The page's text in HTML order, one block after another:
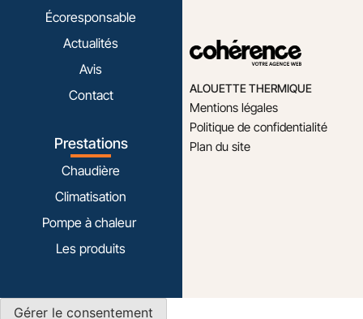
Écoresponsable
Actualités
Avis
Contact
Prestations
Chaudière
Climatisation
Pompe à chaleur
Les produits
ALOUETTE THERMIQUE
Mentions légales
Politique de confidentialité
Plan du site
Gérer le consentement